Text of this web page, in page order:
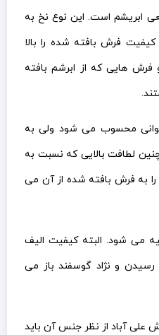
ابریشم است. این نوع نخ به
فرش بافته شده را بالا
فرش هایی که از ابرشم بافته
محسوب می شود ولی به
لطافت بالایی که نسبت به
به فرش بافته شده از آن می
می شود. البته کیفیت الیف
و نژاد گوسفند باز می
علی آباد از نظر جنس آن باید